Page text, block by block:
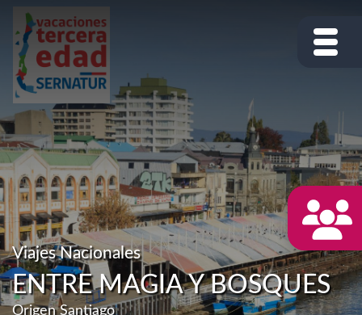
Viajes Nacionales
ENTRE MAGIA Y BOSQUES
Origen Santiago